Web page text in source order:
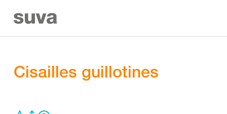
Cisailles guillotines